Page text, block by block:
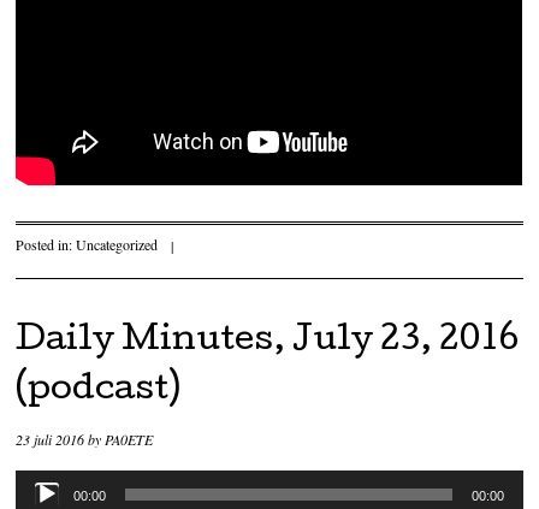
Posted in:Uncategorized |
Daily Minutes, July 23, 2016
(podcast)
23 juli 2016byPA0ETE
Audiospeler
00:00 00:00